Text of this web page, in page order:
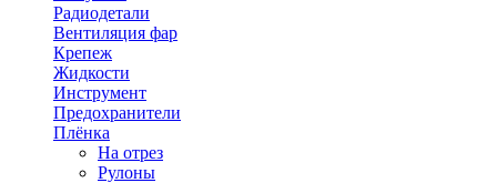
Радиодетали
Вентиляция фар
Крепеж
Жидкости
Инструмент
Предохранители
Плёнка
На отрез
Рулоны